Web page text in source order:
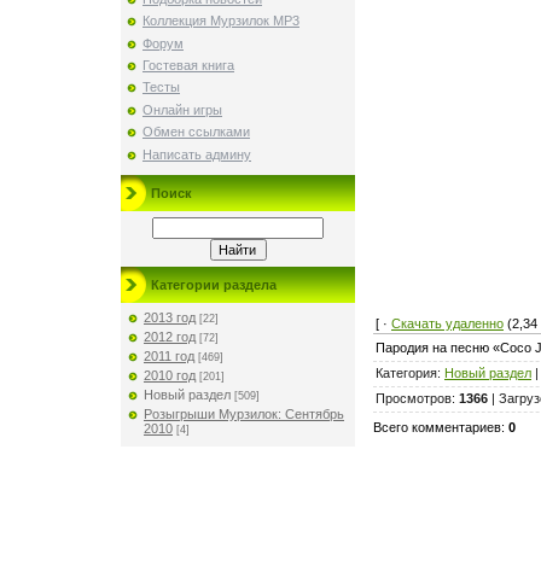
Коллекция Мурзилок MP3
Форум
Гостевая книга
Тесты
Онлайн игры
Обмен ссылками
Написать админу
Поиск
Категории раздела
2013 год [22]
2012 год [72]
2011 год [469]
2010 год [201]
Новый раздел [509]
Розыгрыши Мурзилок: Сентябрь
2010 [4]
[ · Скачать удаленно
Пародия на песню «Coco
Категория: Новый раздел |
Просмотров: 1366 |
Всего комментариев: 0